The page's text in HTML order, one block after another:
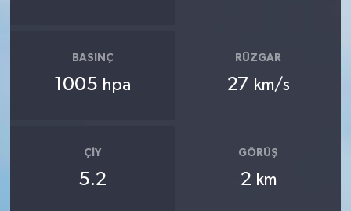
BASINÇ
1005 hpa
RÜZGAR
27 km/s
ÇIY
5.2
GÖRÜŞ
2 km